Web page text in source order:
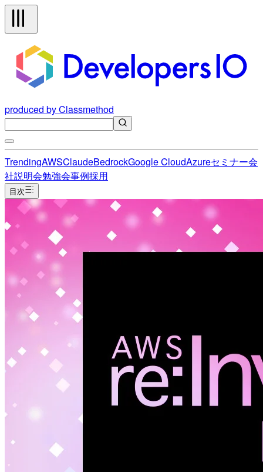
produced by Classmethod
TrendingAWSClaudeBedrockGoogle CloudAzureセミナー会
社説明会勉強会事例採用
目次